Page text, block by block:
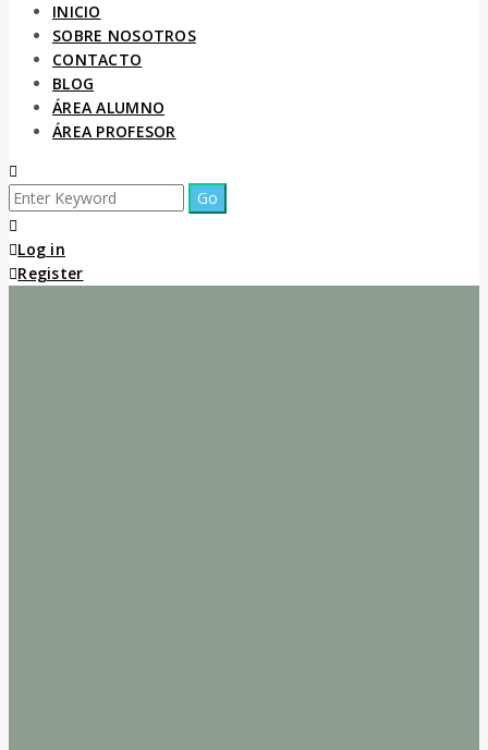
INICIO
SOBRE NOSOTROS
CONTACTO
BLOG
ÁREA ALUMNO
ÁREA PROFESOR
Log in
Register